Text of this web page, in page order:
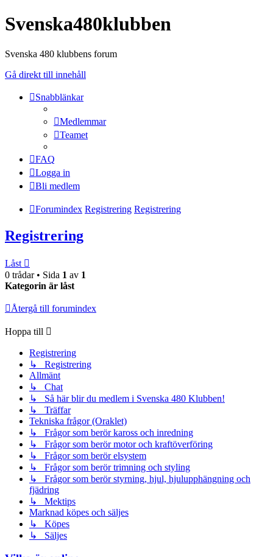
Svenska480klubben
Svenska 480 klubbens forum
Gå direkt till innehåll
Snabblänkar
Medlemmar
Teamet
FAQ
Logga in
Bli medlem
Forumindex Registrering Registrering
Registrering
Låst
0 trådar • Sida 1 av 1
Kategorin är låst
Återgå till forumindex
Hoppa till
Registrering
↳ Registrering
Allmänt
↳ Chat
↳ Så här blir du medlem i Svenska 480 Klubben!
↳ Träffar
Tekniska frågor (Oraklet)
↳ Frågor som berör kaross och inredning
↳ Frågor som berör motor och kraftöverföring
↳ Frågor som berör elsystem
↳ Frågor som berör trimning och styling
↳ Frågor som berör styrning, hjul, hjulupphängning och
fjädring
↳ Mektips
Marknad köpes och säljes
↳ Köpes
↳ Säljes